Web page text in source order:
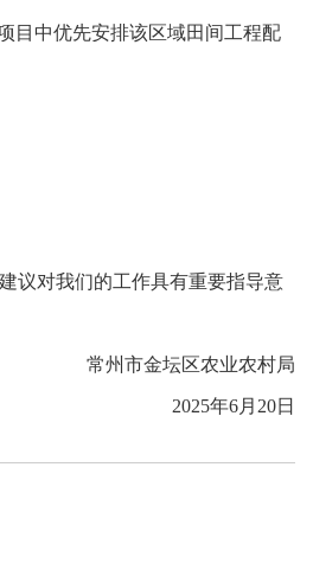
目中优先安排该区域田间工程配
议对我们的工作具有重要指导意
常州市金坛区农业农村局
2025年6月20日